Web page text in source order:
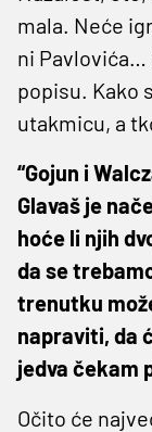
mala. Neće
ni Pavlovića…
popisu. Kako
utakmicu, a
“Gojun i
Glavaš je
hoće li njih
da se
trenutku
napraviti, da
jedva čekam
Očito će